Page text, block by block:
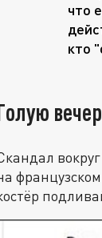
что
кто